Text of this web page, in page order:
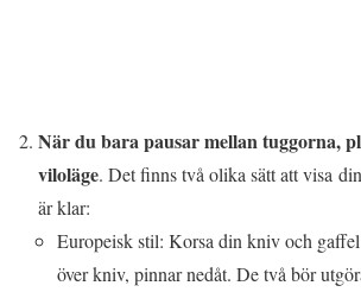
När du bara pausar mellan tuggorna,
viloläge. Det finns två olika sätt att visa
är klar:
Europeisk stil: Korsa din kniv och
över kniv, pinnar nedåt. De två bör